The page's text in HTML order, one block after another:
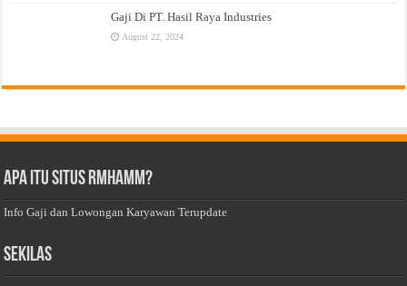
Gaji Di PT. Hasil Raya Industries
August 22, 2024
Apa Itu Situs Rmhamm?
Info Gaji dan Lowongan Karyawan Terupdate
Sekilas